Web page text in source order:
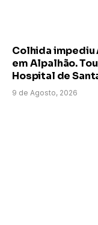
Colhida impediu
em Alpalhão.
Hospital de
9 de Agosto, 2026